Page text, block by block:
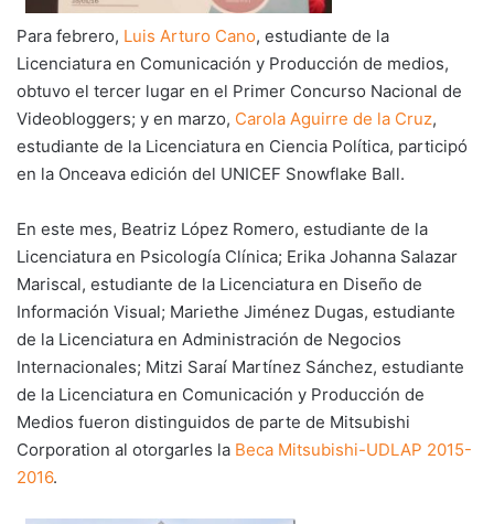
Para febrero, Luis Arturo Cano, estudiante de la
Licenciatura en Comunicación y Producción de medios,
obtuvo el tercer lugar en el Primer Concurso Nacional de
Videobloggers; y en marzo, Carola Aguirre de la Cruz,
estudiante de la Licenciatura en Ciencia Política, participó
en la Onceava edición del UNICEF Snowflake Ball.
En este mes, Beatriz López Romero, estudiante de la
Licenciatura en Psicología Clínica; Erika Johanna Salazar
Mariscal, estudiante de la Licenciatura en Diseño de
Información Visual; Mariethe Jiménez Dugas, estudiante
de la Licenciatura en Administración de Negocios
Internacionales; Mitzi Saraí Martínez Sánchez, estudiante
de la Licenciatura en Comunicación y Producción de
Medios fueron distinguidos de parte de Mitsubishi
Corporation al otorgarles la Beca Mitsubishi-UDLAP 2015-
2016.